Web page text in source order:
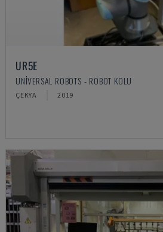
UR5E
UNIVERSAL ROBOTS - ROBOT KOLU
ÇEKYA 2019